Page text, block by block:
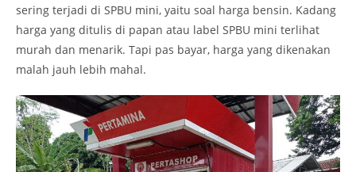
sering terjadi di SPBU mini, yaitu soal harga bensin. Kadang
harga yang ditulis di papan atau label SPBU mini terlihat
murah dan menarik. Tapi pas bayar, harga yang dikenakan
malah jauh lebih mahal.